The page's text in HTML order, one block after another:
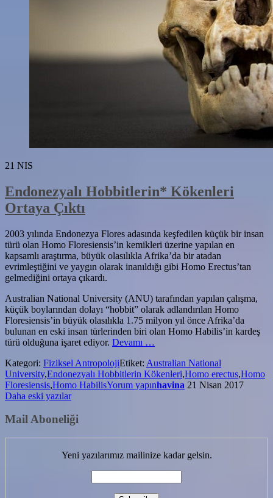
21 NIS
Endonezyalı Hobbitlerin* Kökenleri
Ortaya Çıktı
2003 yılında Endonezya Flores adasında keşfedilen küçük bir insan
türü olan Homo Floresiensis’in kemikleri üzerine yapılan en
kapsamlı araştırma, büyük olasılıkla Afrika’da bir atadan
evrimleştiğini ve yaygın olarak inanıldığı gibi Homo Erectus’tan
gelmediğini ortaya çıkardı.
Australian National University (ANU) tarafından yapılan çalışma,
küçük boylarından dolayı “hobbit” olarak adlandırılan Homo
Floresiensis’in büyük olasılıkla 1.75 milyon yıl önce Afrika’da
bulunan en eski insan türlerinden biri olan Homo Habilis’in kardeş
türü olduğuna işaret ediyor. Devamı
Kökenleri
Ortaya
Çıktı
…
Kategori: Fiziksel AntropolojiEtiket: Australian National
University,Endonezyalı Hobbitlerin Kökenleri,Homo erectus,Homo
Floresiensis,Homo HabilisYorum yapınhavina 21 Nisan 2017
Yazı
gezinmesi
Daha eski yazılar
Mail Aboneliği
Yeni yazılarımız mailinize kadar gelsin.